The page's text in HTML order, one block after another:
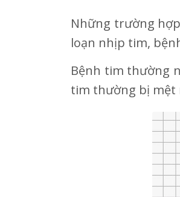
Những trường
loạn nhịp tim,
Bệnh tim thường
tim thường bị mệt